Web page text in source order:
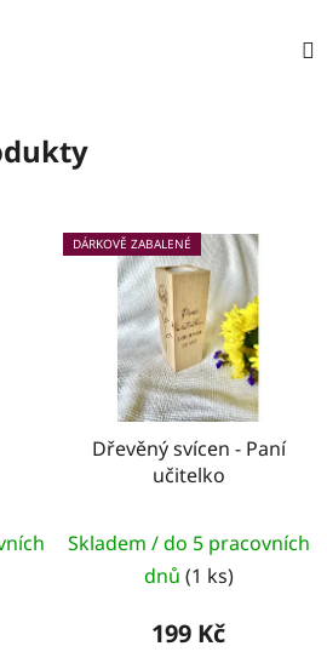
DÁRKOVĚ ZABALENÉ
Dřevěný svícen - Paní
učitelko
hodnocení
produktu
je
Skladem / do 5 pracovních
dnů (1 ks)
199 Kč